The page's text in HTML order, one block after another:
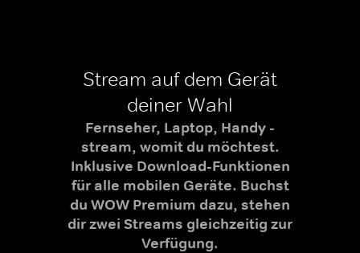
Stream auf dem Gerät
deiner Wahl
Fernseher, Laptop, Handy -
stream, womit du möchtest.
Inklusive Download-Funktionen
für alle mobilen Geräte. Buchst
du WOW Premium dazu, stehen
dir zwei Streams gleichzeitig zur
Verfügung.